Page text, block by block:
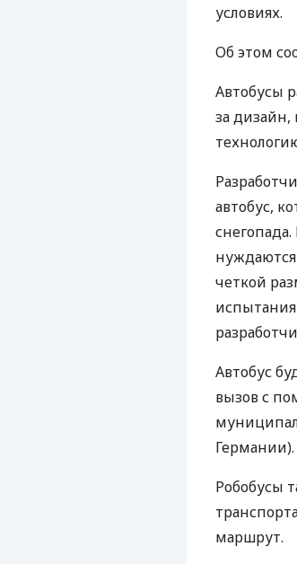
условиях.
Об этом
Автобусы
за дизайн,
автобус,
четкой
Автобус
вызов с
Германии).
Робобусы
маршрут.